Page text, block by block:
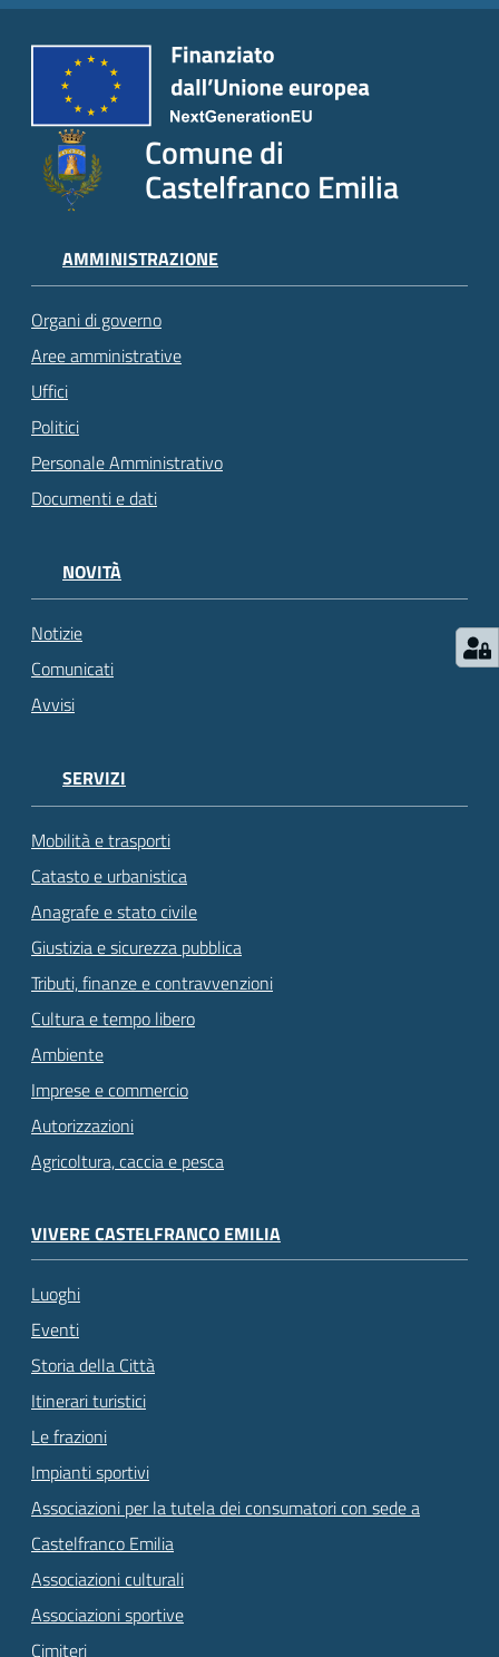
Comune di
Castelfranco Emilia
AMMINISTRAZIONE
Organi di governo
Aree amministrative
Uffici
Politici
Personale Amministrativo
Documenti e dati
NOVITÀ
Notizie
Comunicati
Avvisi
SERVIZI
Mobilità e trasporti
Catasto e urbanistica
Anagrafe e stato civile
Giustizia e sicurezza pubblica
Tributi, finanze e contravvenzioni
Cultura e tempo libero
Ambiente
Imprese e commercio
Autorizzazioni
Agricoltura, caccia e pesca
VIVERE CASTELFRANCO EMILIA
Luoghi
Eventi
Storia della Città
Itinerari turistici
Le frazioni
Impianti sportivi
Associazioni per la tutela dei consumatori con sede a
Castelfranco Emilia
Associazioni culturali
Associazioni sportive
Cimiteri